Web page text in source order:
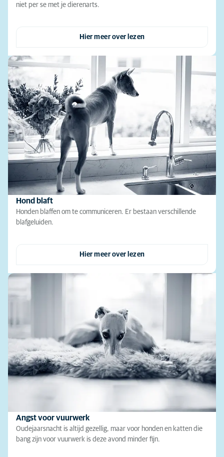
niet per se met je dierenarts.
Hier meer over lezen
Hond blaft
Honden blaffen om te communiceren. Er bestaan verschillende
blafgeluiden.
Hier meer over lezen
Angst voor vuurwerk
Oudejaarsnacht is altijd gezellig, maar voor honden en katten die
bang zijn voor vuurwerk is deze avond minder fijn.